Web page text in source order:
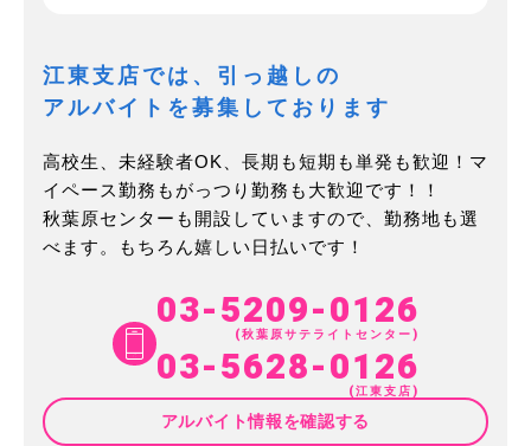
江東支店では、引っ越しの
アルバイトを募集しております
高校生、未経験者OK、長期も短期も単発も歓迎！マ
イペース勤務もがっつり勤務も大歓迎です！！
秋葉原センターも開設していますので、勤務地も選
べます。もちろん嬉しい日払いです！
03-5209-0126
(秋葉原サテライトセンター)
03-5628-0126
(江東支店)
アルバイト情報を確認する